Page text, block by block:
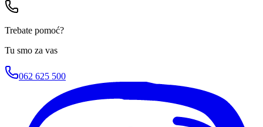
Trebate pomoć?
Tu smo za vas
062 625 500